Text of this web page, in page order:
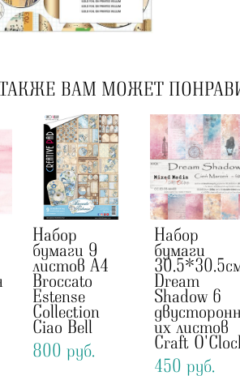
ВАМ МОЖЕТ
Набор
бумаги 9
листов А4
Broccato
Estense
Collection
Ciao Bell
800 pуб.
Набор
бумаги
Dream
Shadow 6
их листов
Craft
450 pуб.